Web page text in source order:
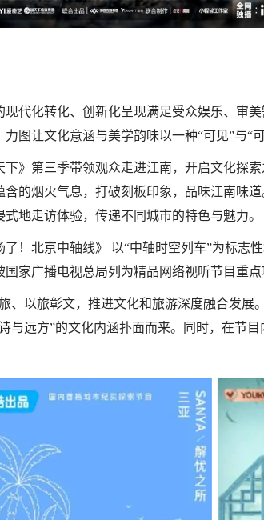
代化转化、创新化呈现满足受众娱乐、审
图让文化意涵与美学韵味以一种“可见”与“
》第三季带领观众走进江南，开启文化探
的烟火气息，打破刻板印象，品味江南味
地走访体验，传递不同城市的特色与魅力。
！北京中轴线》 以“中轴时空列车”为标志
家广播电视总局列为精品网络视听节目重
、以旅彰文，推进文化和旅游深度融合发
与远方”的文化内涵扑面而来。同时，在节